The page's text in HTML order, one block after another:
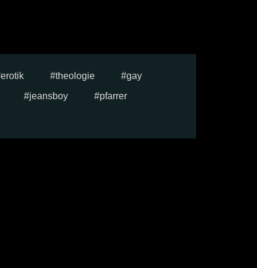
erotik theologie
gay
jeansboy
pfarrer